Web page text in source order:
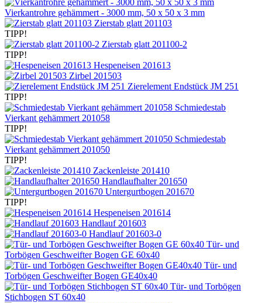
Vierkantrohre gehämmert - 3000 mm, 50 x 50 x 3 mm
Zierstab glatt 201103
TIPP!
Zierstab glatt 201100-2
TIPP!
Hespeneisen 201613
Zirbel 201503
Zierelement Endstück JM 251
TIPP!
Schmiedestab
Vierkant gehämmert 201058
TIPP!
Schmiedestab
Vierkant gehämmert 201050
TIPP!
Zackenleiste 201410
Handlaufhalter 201650
Untergurtbogen 201670
TIPP!
Hespeneisen 201614
Handlauf 201603
Handlauf 201603-0
Tür- und
Torbögen Geschweifter Bogen GE 60x40
Tür- und
Torbögen Geschweifter Bogen GE40x40
Tür- und Torbögen
Stichbogen ST 60x40